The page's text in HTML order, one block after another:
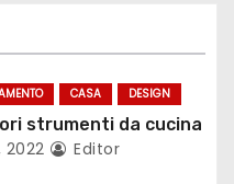
CASA DESIGN
strumenti da cucina
2022 Editor